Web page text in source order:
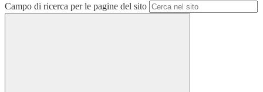
Campo di ricerca per le pagine del sito